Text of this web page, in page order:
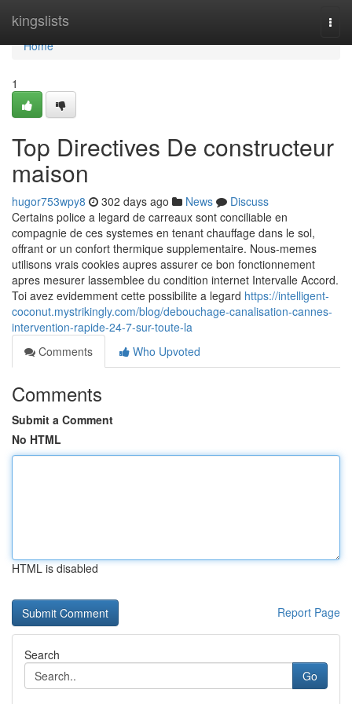
kingslists
Home
Home
1
Top Directives De constructeur
maison
hugor753wpy8 302 days ago News
Discuss
Certains police a legard de carreaux sont conciliable en
compagnie de ces systemes en tenant chauffage dans le sol,
offrant or un confort thermique supplementaire. Nous-memes
utilisons vrais cookies aupres assurer ce bon fonctionnement
apres mesurer lassemblee du condition internet Intervalle Accord.
Toi avez evidemment cette possibilite a legard https://intelligent-
coconut.mystrikingly.com/blog/debouchage-canalisation-cannes-
intervention-rapide-24-7-sur-toute-la
Comments
Who Upvoted
Comments
Submit a Comment
No HTML
HTML is disabled
Report Page
Search
Go